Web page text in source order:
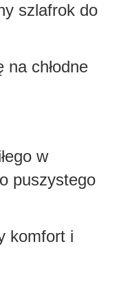
szlafrok do
chłodne
w
puszystego
komfort i